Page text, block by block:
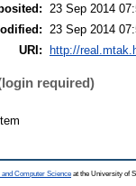
23 Sep 2014
23 Sep 2014
URI: http://
required)
Computer Science at the University of